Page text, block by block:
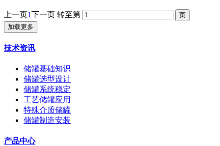
上一页1下一页 转至第
加载更多
技术资讯
储罐基础知识
储罐选型设计
储罐系统稳定
工艺储罐应用
特殊介质储罐
储罐制造安装
产品中心